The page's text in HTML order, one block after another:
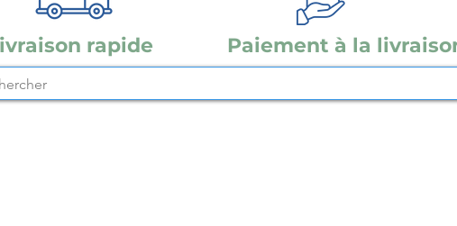
rapide Paiement à la